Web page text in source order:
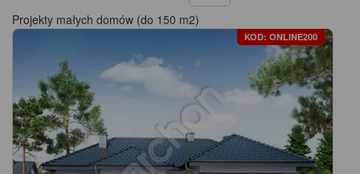
Projekty małych domów (do 150 m2)
KOD: ONLINE200